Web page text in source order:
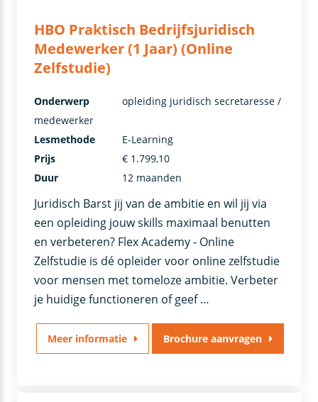
HBO Praktisch Bedrijfsjuridisch
Medewerker (1 Jaar) (Online
Zelfstudie)
Juridisch Barst jij van de ambitie en wil jij via
een opleiding jouw skills maximaal benutten
en verbeteren? Flex Academy - Online
Zelfstudie is dé opleider voor online zelfstudie
voor mensen met tomeloze ambitie. Verbeter
je huidige functioneren of geef …
Onderwerp
opleiding juridisch secretaresse /
medewerker
Lesmethode
E-Learning
Prijs
€ 1.799,10
Duur
12 maanden
Meer informatie Brochure aanvragen